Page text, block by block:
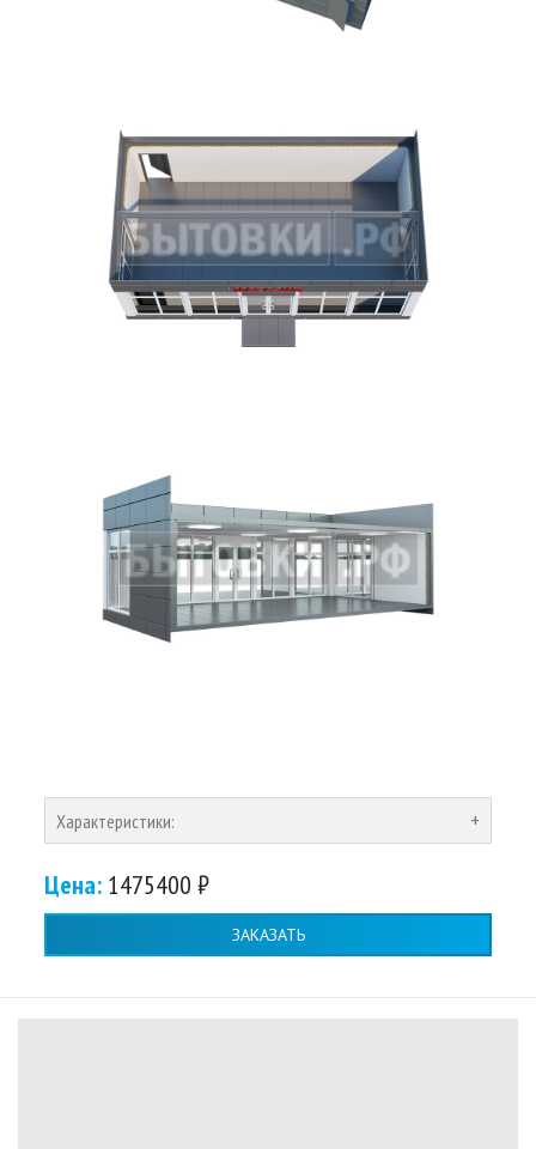
Характеристики:
Цена: 1475400 ₽
ЗАКАЗАТЬ